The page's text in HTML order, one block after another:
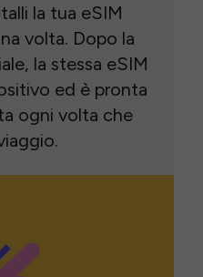
la tua eSIM
volta. Dopo la
la stessa eSIM
ed è pronta
ogni volta che